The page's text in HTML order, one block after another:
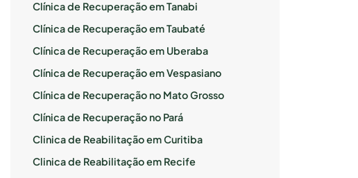
Clínica de Recuperação em Tanabi
Clínica de Recuperação em Taubaté
Clínica de Recuperação em Uberaba
Clínica de Recuperação em Vespasiano
Clínica de Recuperação no Mato Grosso
Clínica de Recuperação no Pará
Clinica de Reabilitação em Curitiba
Clinica de Reabilitação em Recife